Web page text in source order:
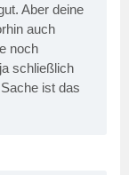
Aber deine
auch
noch
schließlich
ist das